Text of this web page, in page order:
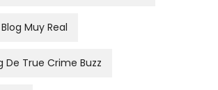
Muy Real
De True Crime Buzz